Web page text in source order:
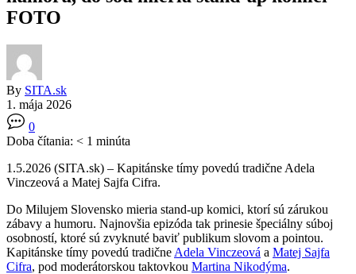
FOTO
By SITA.sk
1. mája 2026
0
Doba čítania: < 1 minúta
1.5.2026 (SITA.sk) – Kapitánske tímy povedú tradične Adela
Vinczeová a Matej Sajfa Cifra.
Do Milujem Slovensko mieria stand-up komici, ktorí sú zárukou
zábavy a humoru. Najnovšia epizóda tak prinesie špeciálny súboj
osobností, ktoré sú zvyknuté baviť publikum slovom a pointou.
Kapitánske tímy povedú tradične Adela Vinczeová a Matej Sajfa
Cifra, pod moderátorskou taktovkou Martina Nikodýma.